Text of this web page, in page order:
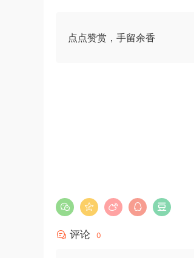
点点赞赏，手留余香
评论 0